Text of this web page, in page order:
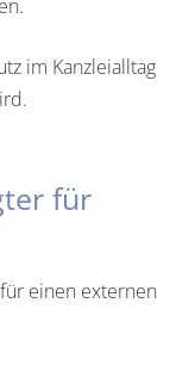
im Kanzleialltag
für
einen externen